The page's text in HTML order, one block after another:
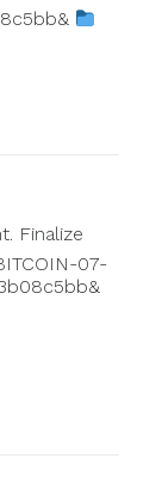
Finalize
07-